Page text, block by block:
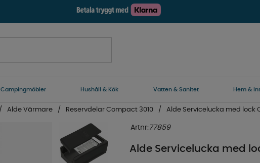
Campingmöbler Hushåll & Kök Vatten & Sanitet Hem &
Alde Värmare Reservdelar Compact 3010 Alde Servicelucka med lock
Artnr: 77859
Alde Servicelucka med